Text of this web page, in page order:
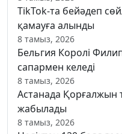
TikTok-та бейәдеп
қамауға алынды
8 тамыз, 2026
Бельгия Королі
сапармен келеді
8 тамыз, 2026
Астанада Қорғалжын
жабылады
8 тамыз, 2026